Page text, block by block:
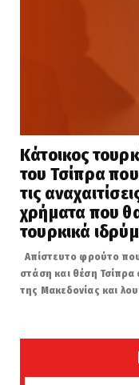
Κάτοικος
του Τσίπρα
τις
χρήματα που
τουρκικά
Απίστευτο φρούτο
στάση και θέση Τσίπρα
της Μακεδονίας και